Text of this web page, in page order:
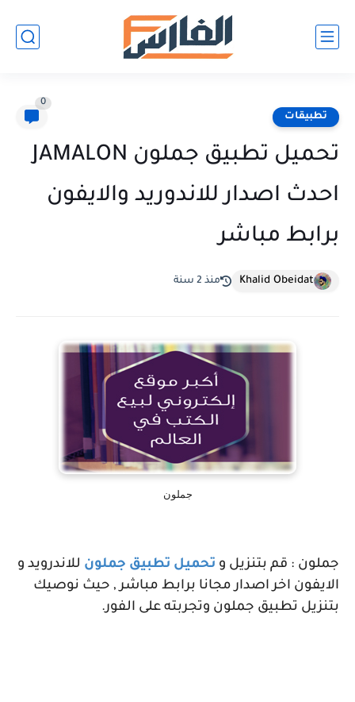
تطبيقات
0
تحميل تطبيق جملون JAMALON
احدث اصدار للاندوريد والايفون
برابط مباشر
Khalid Obeidat منذ 2 سنة
جملون
جملون : قم بتنزيل و تحميل تطبيق جملون للاندرويد و
الايفون اخر اصدار مجانا برابط مباشر , حيث نوصيك
بتنزيل تطبيق جملون وتجربته على الفور.